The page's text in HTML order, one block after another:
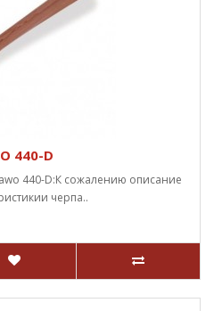
440-D
440-D:К сожалению описание
черпа..